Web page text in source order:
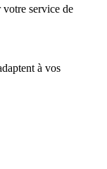
service de
à vos